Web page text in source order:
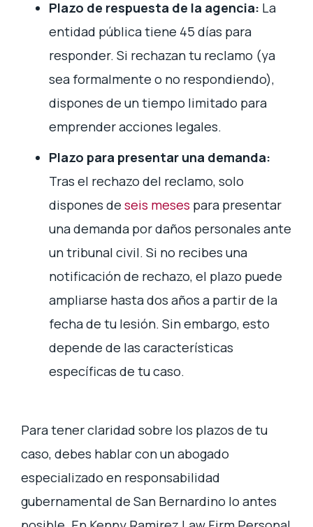
Plazo de respuesta de la agencia: La
entidad pública tiene 45 días para
responder. Si rechazan tu reclamo (ya
sea formalmente o no respondiendo),
dispones de un tiempo limitado para
emprender acciones legales.
Plazo para presentar una demanda:
Tras el rechazo del reclamo, solo
dispones de seis meses para presentar
una demanda por daños personales ante
un tribunal civil. Si no recibes una
notificación de rechazo, el plazo puede
ampliarse hasta dos años a partir de la
fecha de tu lesión. Sin embargo, esto
depende de las características
específicas de tu caso.
Para tener claridad sobre los plazos de tu
caso, debes hablar con un abogado
especializado en responsabilidad
gubernamental de San Bernardino lo antes